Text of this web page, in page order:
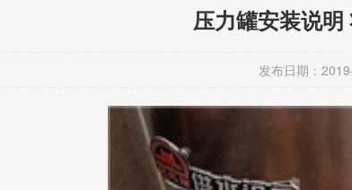
压力罐安装说
发布日期：